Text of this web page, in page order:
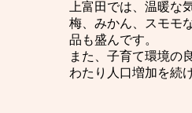
上富田では、温暖な
梅、みかん、スモモ
品も盛んです。
また、子育て環境の
わたり人口増加を続